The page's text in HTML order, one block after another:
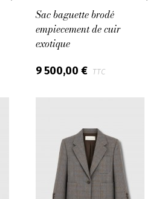
Sac baguette brodé
empiecement de cuir
exotique
9 500,00 € TTC